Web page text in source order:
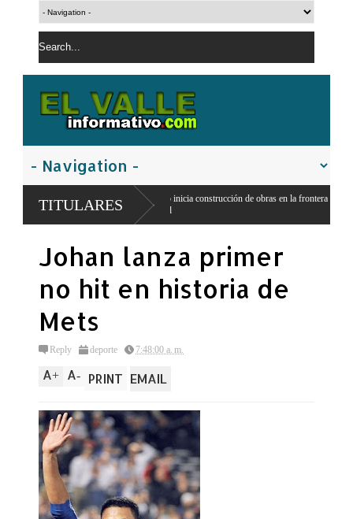
TITULARES
Gobierno inicia construcción de obras en la frontera norte para fortalecer la
seguridad
Johan lanza primer
no hit en historia de
Mets
Reply deporte 7:48:00 a. m.
A+ A- PRINT EMAIL